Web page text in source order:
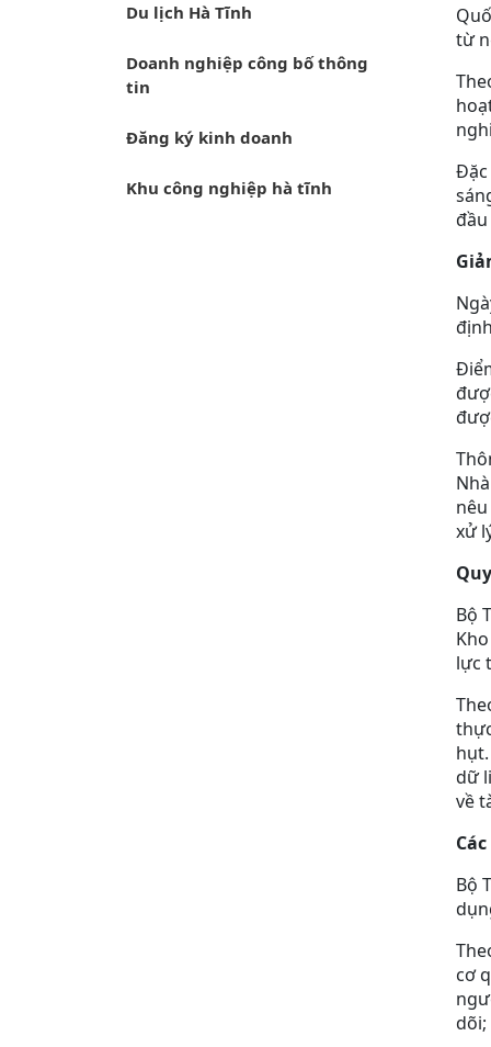
Du lịch Hà Tĩnh
Doanh nghiệp công bố thông
tin
Đăng ký kinh doanh
Khu công nghiệp hà tĩnh
từ
xử
Bộ
lực
dữ
về
Bộ
cơ
dõi;